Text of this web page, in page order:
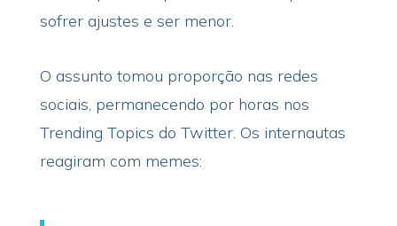
sofrer ajustes e ser menor.
O assunto tomou proporção nas redes
sociais, permanecendo por horas nos
Trending Topics do Twitter. Os internautas
reagiram com memes: